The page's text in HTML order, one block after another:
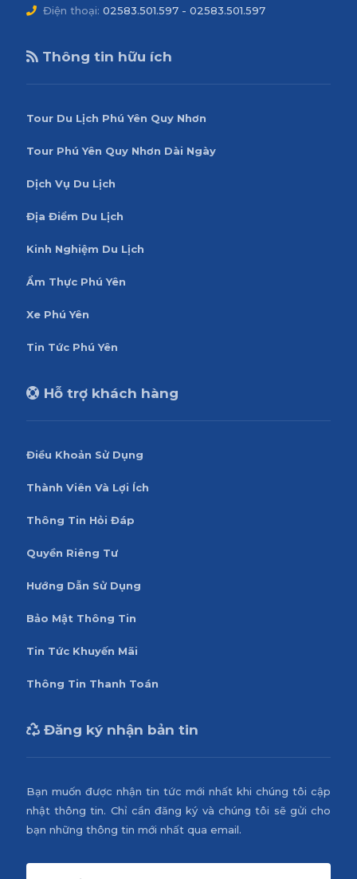
Điện thoại: 02583.501.597 - 02583.501.597
Thông tin hữu ích
Tour Du Lịch Phú Yên Quy Nhơn
Tour Phú Yên Quy Nhơn Dài Ngày
Dịch Vụ Du Lịch
Địa Điểm Du Lịch
Kinh Nghiệm Du Lịch
Ẩm Thực Phú Yên
Xe Phú Yên
Tin Tức Phú Yên
Hỗ trợ khách hàng
Điều Khoản Sử Dụng
Thành Viên Và Lợi Ích
Thông Tin Hỏi Đáp
Quyền Riêng Tư
Hướng Dẫn Sử Dụng
Bảo Mật Thông Tin
Tin Tức Khuyến Mãi
Thông Tin Thanh Toán
Đăng ký nhận bản tin
Bạn muốn được nhận tin tức mới nhất khi chúng tôi cập
nhật thông tin. Chỉ cần đăng ký và chúng tôi sẽ gửi cho
bạn những thông tin mới nhất qua email.